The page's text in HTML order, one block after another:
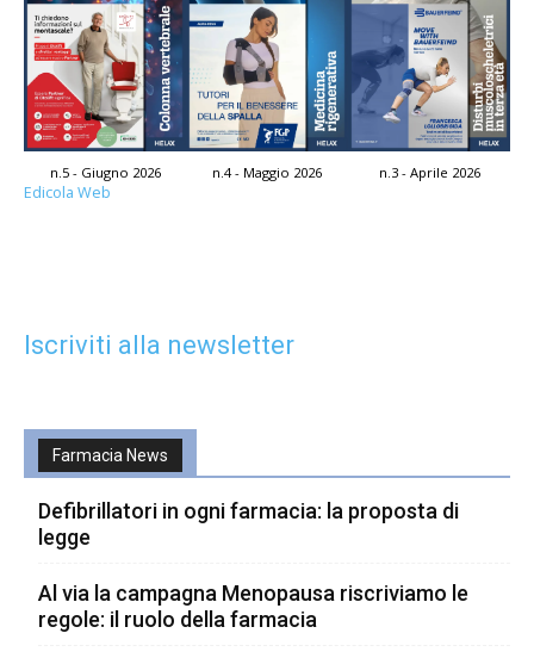
n.5 - Giugno 2026 n.4 - Maggio 2026 n.3 - Aprile 2026
Edicola Web
Iscriviti alla newsletter
Farmacia News
Defibrillatori in ogni farmacia: la proposta di
legge
Al via la campagna Menopausa riscriviamo le
regole: il ruolo della farmacia